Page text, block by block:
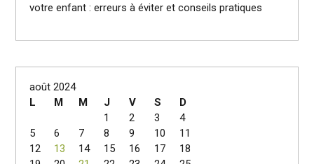
votre enfant : erreurs à éviter et conseils pratiques
août 2024
L
M M J V S
D
1
2 3
4
5
6 7 8 9 10
11
12
13 14 15 16 17
18